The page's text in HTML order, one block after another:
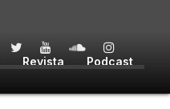
Revista Podcast